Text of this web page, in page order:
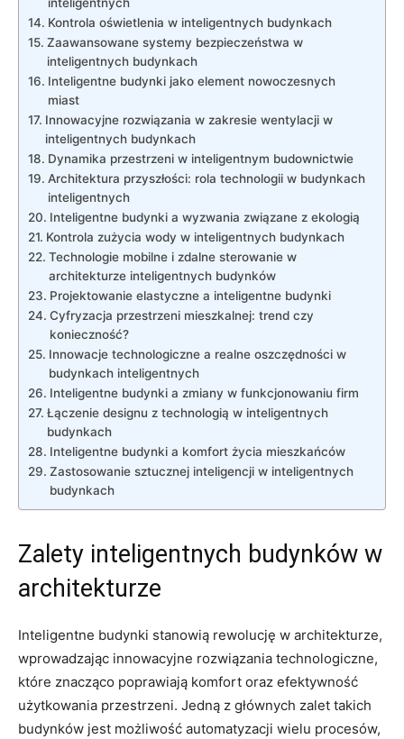
Kontrola‌ oświetlenia w inteligentnych budynkach
Zaawansowane systemy bezpieczeństwa w
inteligentnych budynkach
Inteligentne ‍budynki jako​ element nowoczesnych ​
miast
Innowacyjne rozwiązania w⁣ zakresie wentylacji‌ w
‌inteligentnych‍ budynkach
Dynamika przestrzeni ‌w inteligentnym budownictwie
Architektura ⁣przyszłości: rola technologii w‍ budynkach
inteligentnych
Inteligentne budynki ​a wyzwania związane ⁤z ekologią
Kontrola⁣ zużycia wody w inteligentnych budynkach
Technologie mobilne i zdalne sterowanie w
architekturze inteligentnych budynków
Projektowanie ⁣elastyczne‍ a inteligentne budynki
Cyfryzacja przestrzeni⁣ mieszkalnej: trend czy‌
konieczność?
Innowacje ‌technologiczne a⁣ realne oszczędności​ w
budynkach⁣ inteligentnych
Inteligentne budynki a⁢ zmiany w‌ funkcjonowaniu firm
Łączenie designu z technologią w inteligentnych
budynkach
Inteligentne‍ budynki a komfort życia mieszkańców
Zastosowanie sztucznej inteligencji​ w ‍inteligentnych
budynkach
Zalety inteligentnych budynków w
architekturze
Inteligentne budynki‌ stanowią rewolucję w architekturze,
wprowadzając innowacyjne ‌rozwiązania technologiczne,​
które znacząco poprawiają komfort oraz ⁢efektywność
użytkowania przestrzeni. Jedną z ‌głównych zalet takich
⁣budynków‌ jest możliwość automatyzacji⁢ wielu procesów,‌